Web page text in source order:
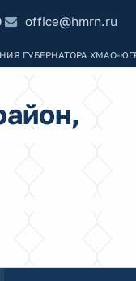
office@hmrn.ru
ГУБЕРНАТОРА ХМАО-